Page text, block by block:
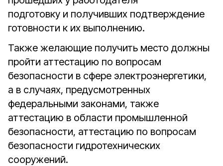
подготовку и получивших подтверждение
готовности к их выполнению.
Также желающие получить место должны
пройти аттестацию по вопросам
безопасности в сфере электроэнергетики,
а в случаях, пре­дусмотренных
федеральными законами, также
аттестацию в области промышленной
безопасности, аттестацию по вопросам
безопасности гидротехнических
сооружений.